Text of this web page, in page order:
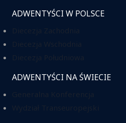
ADWENTYŚCI W POLSCE
ADWENTYŚCI NA ŚWIECIE